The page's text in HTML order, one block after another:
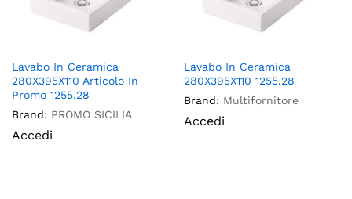
Lavabo In Ceramica
280X395X110 Articolo In
Promo 1255.28
Brand: PROMO SICILIA
Accedi
Lavabo In Ceramica
280X395X110 1255.28
Brand: Multifornitore
Accedi